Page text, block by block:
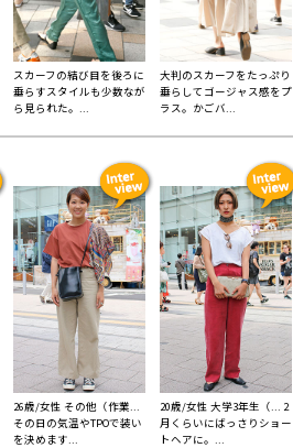
スカーフの結び目を後ろに
垂らすスタイルも少数なが
ら見られた。...
大判のスカーフをたっぷり
垂らしてゴージャス感をプ
ラス。かごバ...
26歳/女性 その他（作業...
その日の気温やTPOで装い
を決めます...
20歳/女性 大学3年生（... 2
月くらいにばっさりショー
トヘアに。...